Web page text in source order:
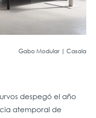
Gabo Modular | Casala
despegó el año
atemporal de